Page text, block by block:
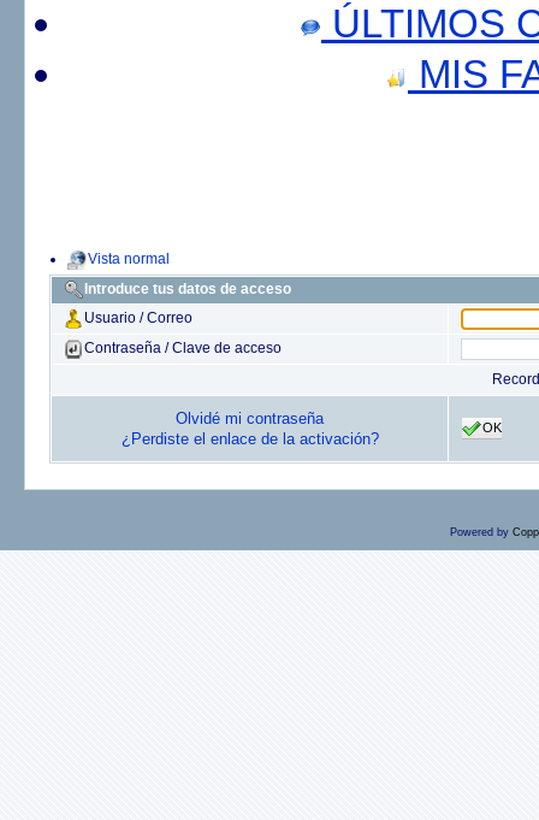
ÚLTIMOS
MIS
Vista normal
Introduce tus datos de acceso
Usuario / Correo
Contraseña / Clave de acceso
Olvidé mi contraseña
¿Perdiste el enlace de la activación?
OK
Powered by